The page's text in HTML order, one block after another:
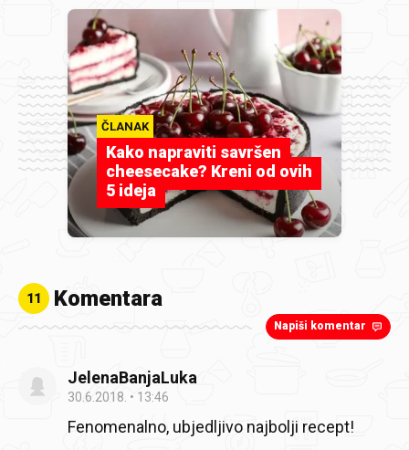
ČLANAK
Kako napraviti savršen
cheesecake? Kreni od ovih
5 ideja
11 Komentara
Napiši komentar
JelenaBanjaLuka
30.6.2018. 13:46
Fenomenalno, ubjedljivo najbolji recept!